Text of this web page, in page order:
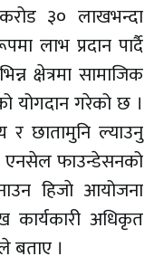
३० लाखभन्दा
लाभ प्रदान पार्दै
क्षेत्रमा सामाजिक
योगदान गरेको छ ।
र छातामुनि ल्याउनु
एनसेल फाउन्डेसनको
हिजाे आयोजना
कार्यकारी अधिकृत
बताए ।